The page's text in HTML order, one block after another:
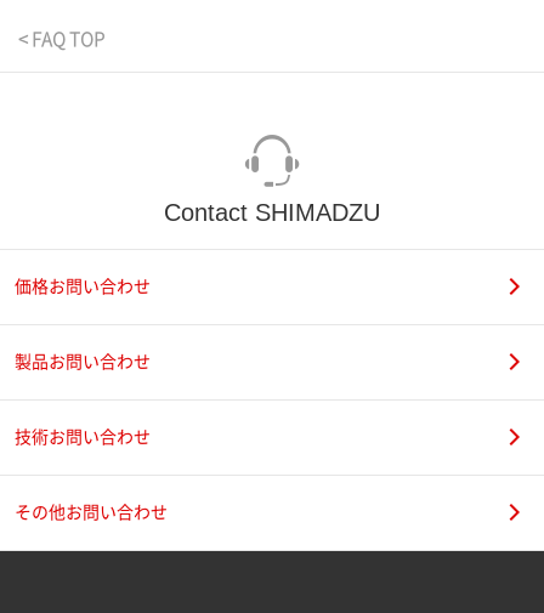
< FAQ TOP
Contact SHIMADZU
価格お問い合わせ
製品お問い合わせ
技術お問い合わせ
その他お問い合わせ